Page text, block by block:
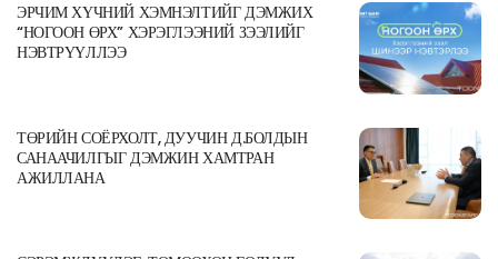
ЭРЧИМ ХҮЧНИЙ ХЭМНЭЛТИЙГ ДЭМЖИХ
“НОГООН ӨРХ” ХЭРЭГЛЭЭНИЙ ЗЭЭЛИЙГ
НЭВТРҮҮЛЛЭЭ
ТӨРИЙН СОЁРХОЛТ, ДУУЧИН Д.БОЛДЫН
САНААЧИЛГЫГ ДЭМЖИН ХАМТРАН
АЖИЛЛАНА